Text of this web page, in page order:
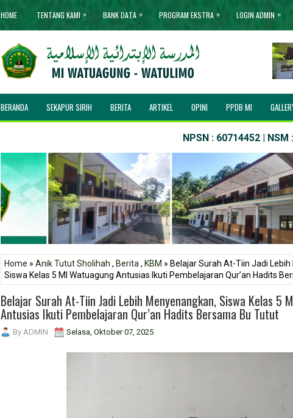
HOME TENTANG KAMI » BANK DATA » PROGRAM EKSTRA » LOGIN ADMIN »
BERANDA SEKAPUR SIRIH BERITA ARTIKEL OPINI PPDB MI
NPSN : 60714452 | NSM :
Home » Anik Tutut Sholihah , Berita , KBM » Belajar Surah At-Tiin Jadi
Siswa Kelas 5 MI Watuagung Antusias Ikuti Pembelajaran Qur’an Hadits
Belajar Surah At-Tiin Jadi Lebih Menyenangkan, Siswa Kelas 5
Antusias Ikuti Pembelajaran Qur’an Hadits Bersama Bu Tutut
By ADMIN Selasa, Oktober 07, 2025